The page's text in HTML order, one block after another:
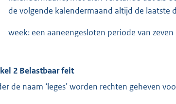
de volgende kalendermaand altijd de laatste
week: een aaneengesloten periode van zeven
2 Belastbaar feit
de naam ‘leges’ worden rechten geheven